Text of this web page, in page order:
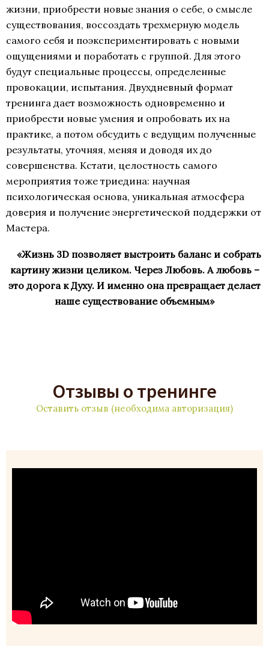
жизни, приобрести новые знания о себе, о смысле
существования, воссоздать трехмерную модель
самого себя и поэкспериментировать с новыми
ощущениями и поработать с группой. Для этого
будут специальные процессы, определенные
провокации, испытания. Двухдневный формат
тренинга дает возможность одновременно и
приобрести новые умения и опробовать их на
практике, а потом обсудить с ведущим полученные
результаты, уточняя, меняя и доводя их до
совершенства. Кстати, целостность самого
мероприятия тоже триедина: научная
психологическая основа, уникальная атмосфера
доверия и получение энергетической поддержки от
Мастера.
«Жизнь 3D позволяет выстроить баланс и собрать
картину жизни целиком. Через Любовь. А любовь –
это дорога к Духу. И именно она превращает делает
наше существование объемным»
Отзывы о тренинге
Оставить отзыв (необходима авторизация)